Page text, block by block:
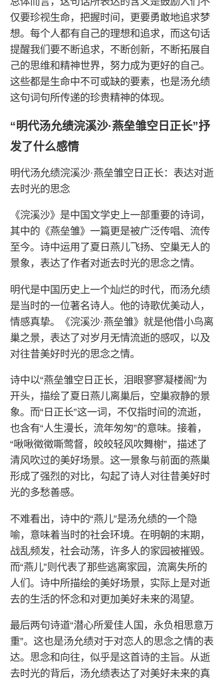
仅要珍视生命，把握时间，更要勇敢地追求梦
想。每个人都有自己的理想和追求，而这句话
提醒我们要不断追求，不断创新，不断拓展自
己的思维和精神世界，努力成为更好的自己。
这些都是生命中不可或缺的要素，也是汤允绩
这句词句所传递的珍贵精神的体现。
“明代汤允绩浣溪沙·燕垒雏空日正长”抒
发了什么感情
明代汤允绩浣溪沙·燕垒雏空日正长：表达对逝
去时光的思念
《浣溪沙》是中国文学史上一部重要的诗词，
其中的《燕垒雏》一篇更是被广泛传唱、流传
至今。诗中运用了夏日燕儿飞扬、空巢无人的
景象，表达了作者对逝去时光的思念之情。
明代是中国历史上一个灿烂的时代，而汤允绩
是当时的一位著名诗人。他的诗歌优美动人，
情感真挚。《浣溪沙·燕垒雏》就是他借小鸟离
巢之景，表达了对岁月无情流逝的感叹，以及
对往昔美好时光的思念之情。
诗中以“燕垒雏空日正长，泪眼寥寥凝楼阁”为
开头，描绘了夏日燕儿离巢后，空巢寂静的景
象。而“日正长”这一词，不仅指时间的流逝，
也含有“人生漫长，流年匆匆”的意味。接着，
“啾啾徵徵嘶莺督，皎皎轻风吹舞榭”，描述了
清风吹过的美好场景。这一景象与前面的燕巢
形成了强烈的对比，勾起了诗人对往昔美好时
光的多愁善感。
不难看出，诗中的“燕儿”是汤允绩的一个隐
喻，意味着当时的社会环境。在明朝的末期，
战乱频发，社会动荡，许多人的家园被摧毁。
而“燕儿”则代表了那些逃离家园，流离失所的
人们。诗中所描绘的美好场景，实际上是对逝
去的生活的怀念和对更加美好未来的渴望。
最后两句诗道“潜心所爱佳人国，永负相思意万
重”。这也是汤允绩对于对恋人的思念之情的表
达。思念和向往，似乎是这首诗的主旨。从逝
去时光的背后，汤允绩表达了对美好未来的真